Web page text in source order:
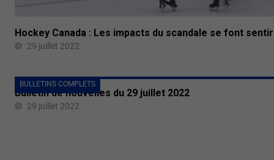
Hockey Canada : Les impacts du scandale se font
29 juillet 2022
BULLETINS COMPLETS
Bulletin de nouvelles du 29 juillet 2022
29 juillet 2022